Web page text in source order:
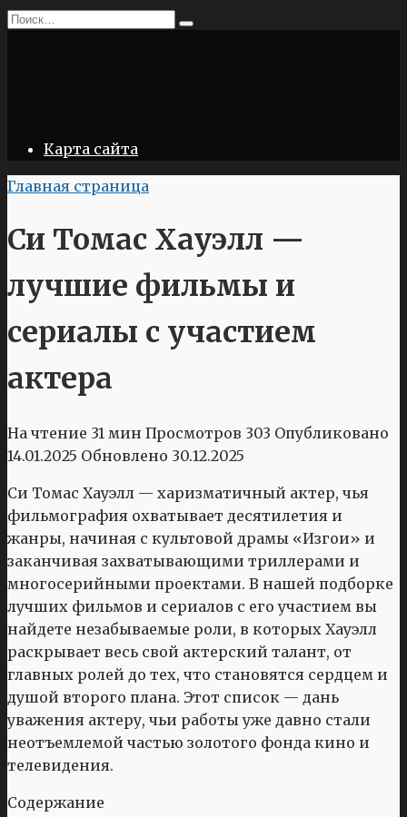
Перейти
Search
Карта сайта
Главная страница
Си Томас Хауэлл —
лучшие фильмы и
сериалы с участием
актера
На чтение 31 мин Просмотров 303 Опубликовано
14.01.2025 Обновлено 30.12.2025
Си Томас Хауэлл — харизматичный актер, чья
фильмография охватывает десятилетия и
жанры, начиная с культовой драмы «Изгои» и
заканчивая захватывающими триллерами и
многосерийными проектами. В нашей подборке
лучших фильмов и сериалов с его участием вы
найдете незабываемые роли, в которых Хауэлл
раскрывает весь свой актерский талант, от
главных ролей до тех, что становятся сердцем и
душой второго плана. Этот список — дань
уважения актеру, чьи работы уже давно стали
неотъемлемой частью золотого фонда кино и
телевидения.
Содержание